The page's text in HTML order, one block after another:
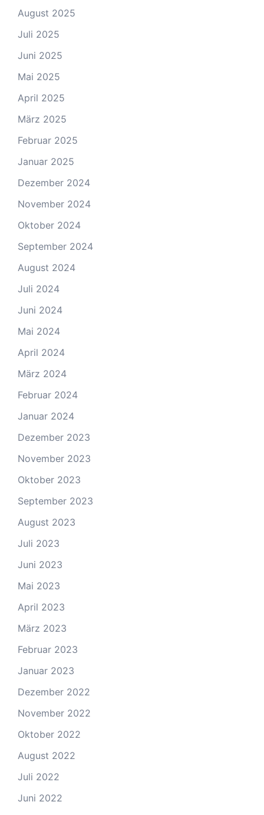
August 2025
Juli 2025
Juni 2025
Mai 2025
April 2025
März 2025
Februar 2025
Januar 2025
Dezember 2024
November 2024
Oktober 2024
September 2024
August 2024
Juli 2024
Juni 2024
Mai 2024
April 2024
März 2024
Februar 2024
Januar 2024
Dezember 2023
November 2023
Oktober 2023
September 2023
August 2023
Juli 2023
Juni 2023
Mai 2023
April 2023
März 2023
Februar 2023
Januar 2023
Dezember 2022
November 2022
Oktober 2022
August 2022
Juli 2022
Juni 2022